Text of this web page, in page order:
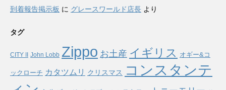
到着報告掲示板 に グレースワールド店長 より
タグ
CITY II John Lobb Zippo お土産 イギリス オギー&コ
ックローチ カタツムリ クリスマス
コンスタンテ